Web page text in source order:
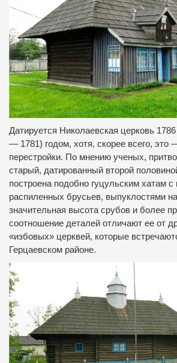
Датируется Николаевская церковь
— 1781) годом, хотя, скорее всего, это
перестройки. По мнению ученых,
старый, датированный второй
построена подобно гуцульским хатам с
распиленных брусьев, выпуклостями
значительная высота срубов и более
соотношение деталей отличают ее от
«избовых» церквей, которые
Герцаевском районе.